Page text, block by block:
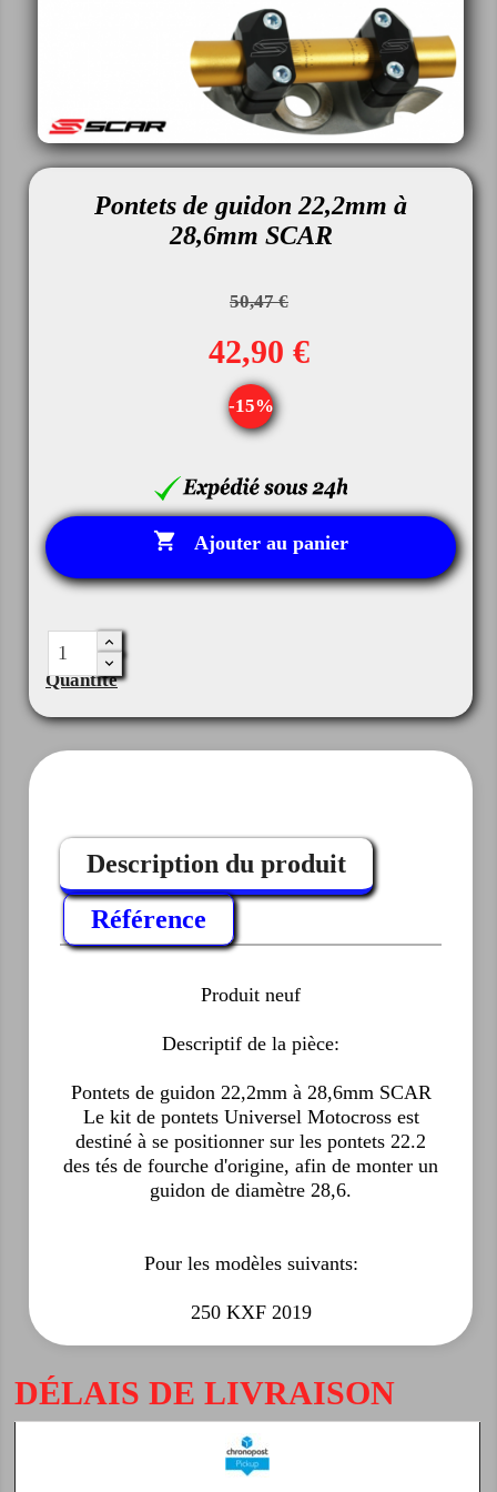
Pontets de guidon 22,2mm à
28,6mm SCAR
50,47 €
42,90 €
-15%
 Ajouter au panier
Quantité
Description du produit
Référence
Produit neuf
Descriptif de la pièce:
Pontets de guidon 22,2mm à 28,6mm SCAR
Le kit de pontets Universel Motocross est
destiné à se positionner sur les pontets 22.2
des tés de fourche d'origine, afin de monter un
guidon de diamètre 28,6.
Pour les modèles suivants:
250 KXF 2019
DÉLAIS DE LIVRAISON